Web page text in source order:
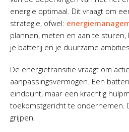
energie optimaal. Dit vraagt om
strategie, ofwel:
plannen, meten en aan te sturen,
je batterij en je duurzame
De energietransitie vraagt om
aanpassingsvermogen. Een
eindpunt, maar een krachtig
toekomstgericht te ondernemen.
grijpen.